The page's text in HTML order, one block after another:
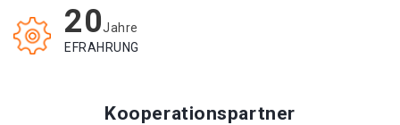
20Jahre
EFRAHRUNG
Kooperationspartner